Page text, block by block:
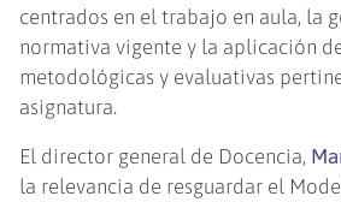
centrados en el trabajo en aula, la
normativa vigente y la aplicación
metodológicas y evaluativas
asignatura.
El director general de Docencia,
la relevancia de resguardar el